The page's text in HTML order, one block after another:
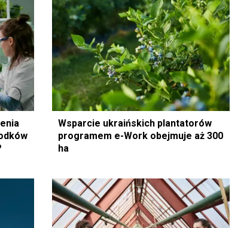
Wsparcie ukraińskich plantatorów
programem e-Work obejmuje aż 300
ha